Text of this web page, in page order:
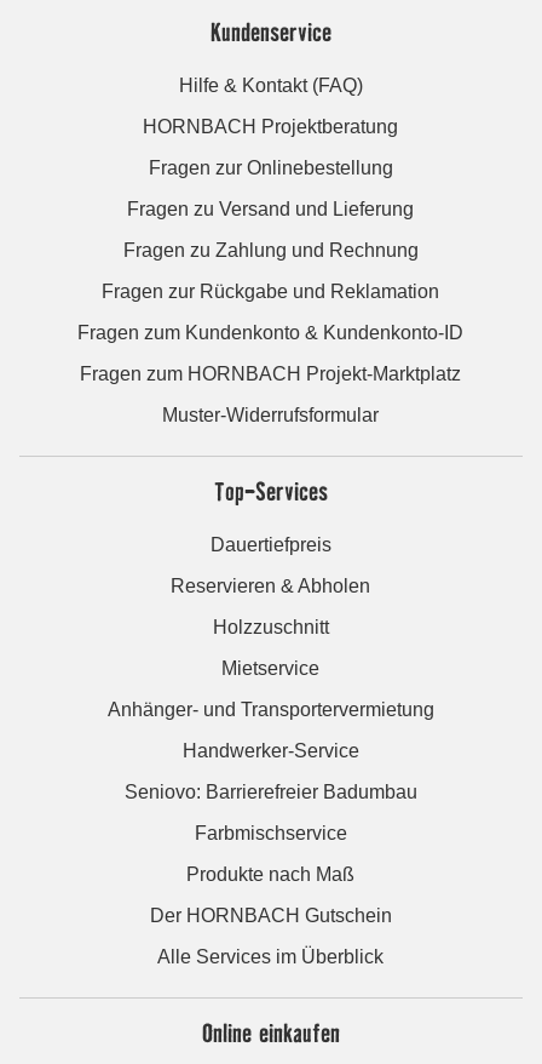
Kundenservice
Hilfe & Kontakt (FAQ)
HORNBACH Projektberatung
Fragen zur Onlinebestellung
Fragen zu Versand und Lieferung
Fragen zu Zahlung und Rechnung
Fragen zur Rückgabe und Reklamation
Fragen zum Kundenkonto & Kundenkonto-ID
Fragen zum HORNBACH Projekt-Marktplatz
Muster-Widerrufsformular
Top-Services
Dauertiefpreis
Reservieren & Abholen
Holzzuschnitt
Mietservice
Anhänger- und Transportervermietung
Handwerker-Service
Seniovo: Barrierefreier Badumbau
Farbmischservice
Produkte nach Maß
Der HORNBACH Gutschein
Alle Services im Überblick
Online einkaufen